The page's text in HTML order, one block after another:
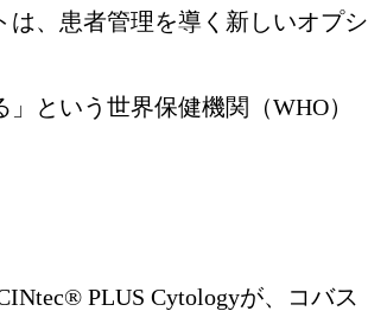
、患者管理を導く新しいオプシ
という世界保健機関（WHO）
PLUS Cytologyが、コバス